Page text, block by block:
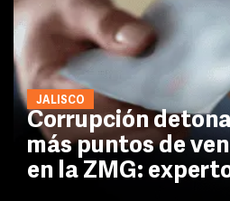
JALISCO
Corrupción
más puntos de
en la ZMG: